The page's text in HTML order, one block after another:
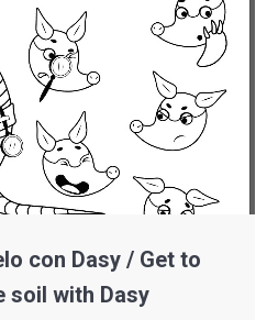
con Dasy / Get to
soil with Dasy